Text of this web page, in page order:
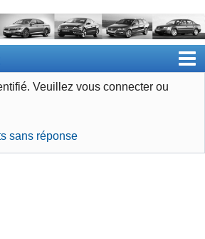
Veuillez vous connecter ou
sans réponse